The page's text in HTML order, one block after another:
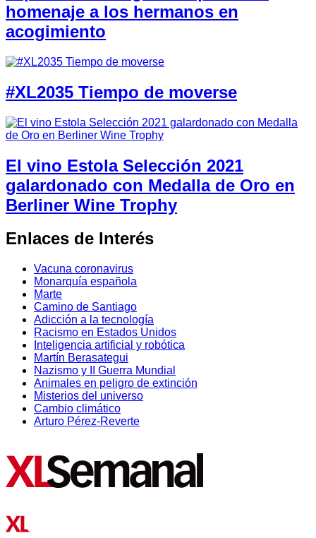
homenaje a los hermanos en
acogimiento
#XL2035 Tiempo de moverse
El vino Estola Selección 2021
galardonado con Medalla de Oro en
Berliner Wine Trophy
Enlaces de Interés
Vacuna coronavirus
Monarquía española
Marte
Camino de Santiago
Adicción a la tecnología
Racismo en Estados Unidos
Inteligencia artificial y robótica
Martín Berasategui
Nazismo y II Guerra Mundial
Animales en peligro de extinción
Misterios del universo
Cambio climático
Arturo Pérez-Reverte